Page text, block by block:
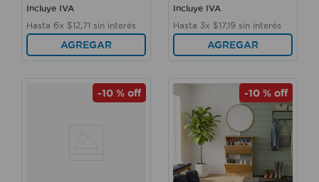
Incluye IVA
Hasta 6x $12 71 sin interés
AGREGAR
Incluye IVA
Hasta 3x $17,19 sin interés
AGREGAR
-10 % off -10 % off